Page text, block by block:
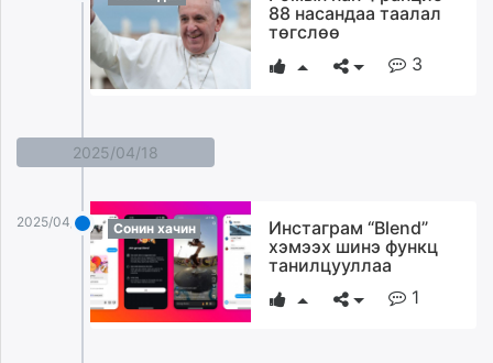
unuudur.mn
mglradio.com
tumen.mn
times.mn
tvmongolia.mn
unegui.mn
88 насандаа таалал
төгслөө
3
2025/04/18
2025/04/18 Сонин хачин
Инстаграм “Blend”
хэмээх шинэ функц
танилцууллаа
1